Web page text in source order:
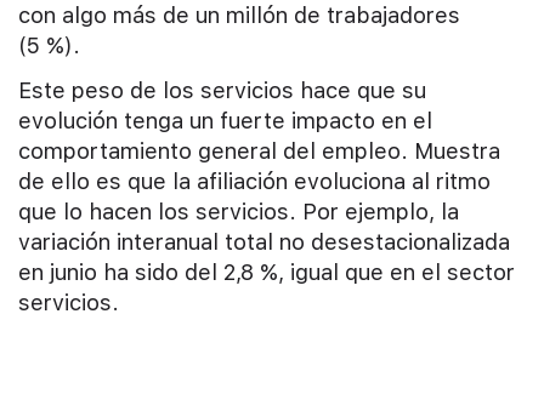
con algo más de un millón de trabajadores
(5 %).
Este peso de los servicios hace que su
evolución tenga un fuerte impacto en el
comportamiento general del empleo. Muestra
de ello es que la afiliación evoluciona al ritmo
que lo hacen los servicios. Por ejemplo, la
variación interanual total no desestacionalizada
en junio ha sido del 2,8 %, igual que en el sector
servicios.